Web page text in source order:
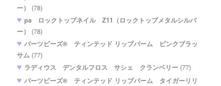
ー）
(78)
pa ロックトップネイル Z11（ロックトップメタルシルバ
ー）
(78)
バーツビーズ® ティンテッド リップバーム ピンクブラッ
サム (77)
ラディウス デンタルフロス サシェ クランベリー (77)
バーツビーズ® ティンテッド リップバーム タイガーリリ